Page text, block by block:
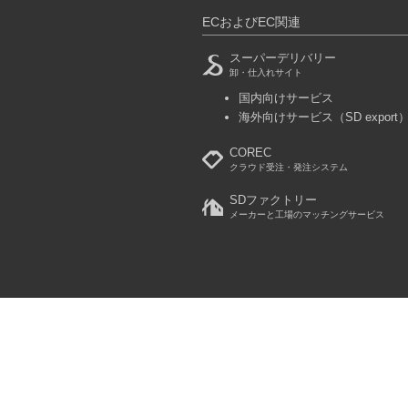
ECおよびEC関連
スーパーデリバリー
卸・仕入れサイト
国内向けサービス
海外向けサービス
（SD export
COREC
クラウド受注・発注システム
SDファクトリー
メーカーと工場のマッチングサービス